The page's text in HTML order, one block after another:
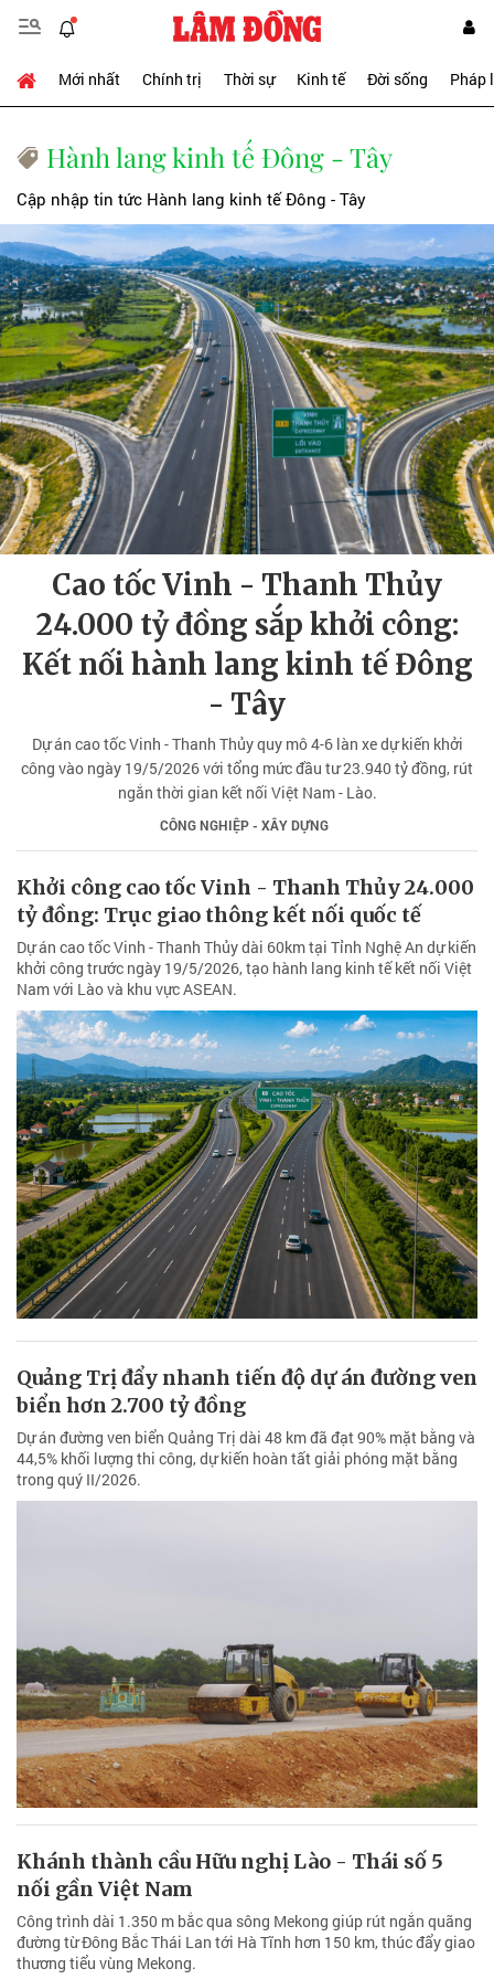
Mới nhất Chính trị Thời sự Kinh tế Đời sống Pháp
Hành lang kinh tế Đông - Tây
Cập nhập tin tức Hành lang kinh tế Đông - Tây
Cao tốc Vinh - Thanh Thủy
24.000 tỷ đồng sắp khởi công:
Kết nối hành lang kinh tế Đông
- Tây
Dự án cao tốc Vinh - Thanh Thủy quy mô 4-6 làn xe dự kiến khởi
công vào ngày 19/5/2026 với tổng mức đầu tư 23.940 tỷ đồng, rút
ngắn thời gian kết nối Việt Nam - Lào.
CÔNG NGHIỆP - XÂY DỰNG
Khởi công cao tốc Vinh - Thanh Thủy 24.000
tỷ đồng: Trục giao thông kết nối quốc tế
Dự án cao tốc Vinh - Thanh Thủy dài 60km tại Tỉnh Nghệ An dự kiến
khởi công trước ngày 19/5/2026, tạo hành lang kinh tế kết nối Việt
Nam với Lào và khu vực ASEAN.
Quảng Trị đẩy nhanh tiến độ dự án đường ven
biển hơn 2.700 tỷ đồng
Dự án đường ven biển Quảng Trị dài 48 km đã đạt 90% mặt bằng và
44,5% khối lượng thi công, dự kiến hoàn tất giải phóng mặt bằng
trong quý II/2026.
Khánh thành cầu Hữu nghị Lào - Thái số 5
nối gần Việt Nam
Công trình dài 1.350 m bắc qua sông Mekong giúp rút ngắn quãng
đường từ Đông Bắc Thái Lan tới Hà Tĩnh hơn 150 km, thúc đẩy giao
thương tiểu vùng Mekong.